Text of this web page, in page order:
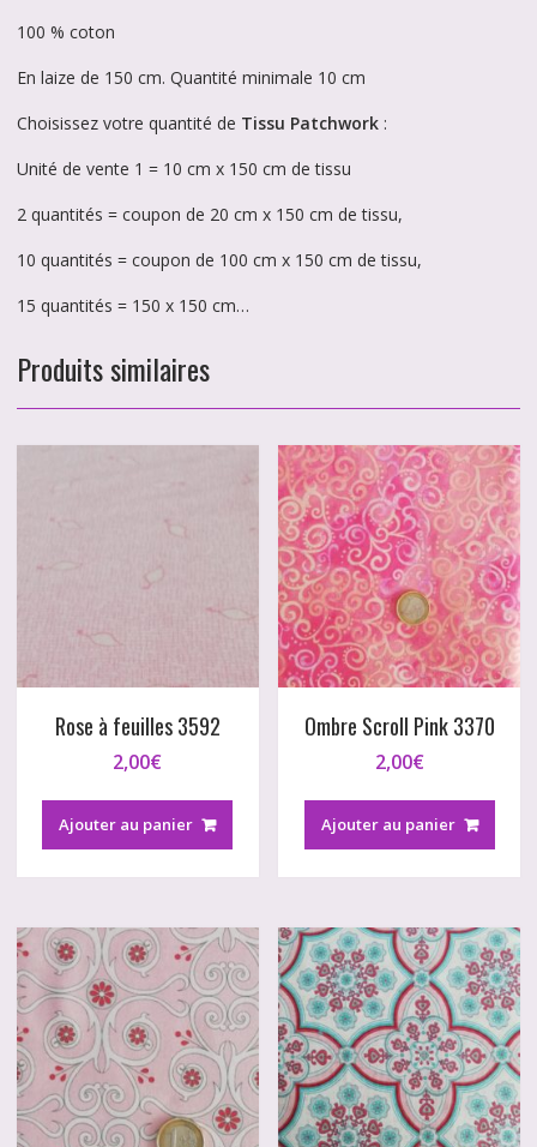
100 % coton
En laize de 150 cm. Quantité minimale 10 cm
Choisissez votre quantité de Tissu Patchwork:
Unité de vente 1 = 10 cm x 150 cm de tissu
2 quantités = coupon de 20 cm x 150 cm de tissu,
10 quantités = coupon de 100 cm x 150 cm de tissu,
15 quantités = 150 x 150 cm…
Produits similaires
Rose à feuilles 3592
2,00€
Ajouter au panier
Ombre Scroll Pink 3370
2,00€
Ajouter au panier